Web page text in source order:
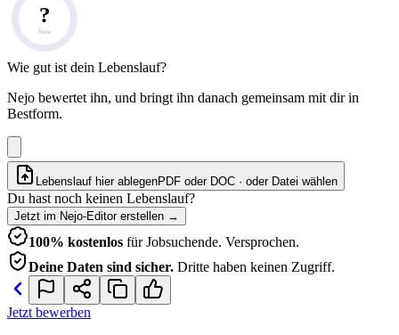
?
Note
Wie gut ist dein Lebenslauf?
Nejo bewertet ihn, und bringt ihn danach gemeinsam mit dir in
Bestform.
Lebenslauf hier ablegenPDF oder DOC · oder Datei wählen
Du hast noch keinen Lebenslauf?
Jetzt im Nejo-Editor erstellen →
100% kostenlos für Jobsuchende. Versprochen.
Deine Daten sind sicher. Dritte haben keinen Zugriff.
Jetzt bewerben